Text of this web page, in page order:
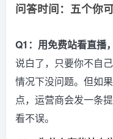
问答时间：五个你
Q1：用免费站看直播
说白了，只要你不自
情况下没问题。但如
点，运营商会发一条
看不误。